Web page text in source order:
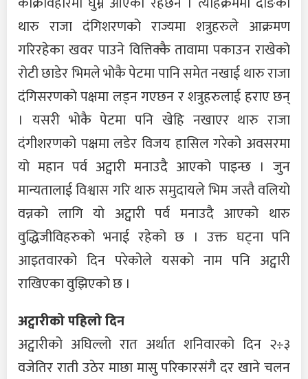
थारु राजा दंगिशरणको राज्यमा शत्रुहरुले आक्रमण
गरिरहेका खवर पाउने वित्तिक्कै तावामा पकाउन राखेको
रोटी छाडेर भिमले भोकै पेटमा पानि समेत नखाई थारु राजा
दंगिसरणको पक्षमा लड्न गएछन र शत्रुहरुलाई हराए छन्
। यसरी भोकै पेटमा पनि खेहि नखाएर थारु राजा
दंगीशरणको पक्षमा लडेर विजय हासिल गरेको अवसरमा
यो महान पर्व अट्वारी मनाउदै आएको पाइन्छ । जुन
मान्यतालाई विश्वास गरि थारु समुदायले भिम जस्तै वलियो
वन्नको लागि यो अट्वारी पर्व मनाउदै आएको थारु
वुद्धिजीविहरुको भनाई रहेको छ । उक्त घट्ना पनि
आइतवारको दिन परेकोले यसको नाम पनि अट्वारी
राखिएका वुझिएको छ ।
अट्वारीको पहिलो दिन
अट्वारीको अघिल्लो रात अर्थात शनिवारको दिन २÷३
वजेतिर राती उठेर माछा मासु परिकारसंगै दर खाने चलन